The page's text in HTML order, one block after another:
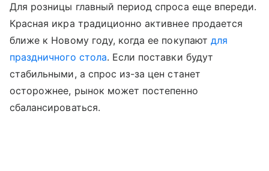
Для розницы главный период спроса еще впереди.
Красная икра традиционно активнее продается
ближе к Новому году, когда ее покупают для
праздничного стола. Если поставки будут
стабильными, а спрос из-за цен станет
осторожнее, рынок может постепенно
сбалансироваться.